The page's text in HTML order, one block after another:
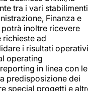
tra i vari stabilimenti
Finanza e
inoltre ricevere
ad
i risultati operativi
operating
in linea con le
predisposizione dei
special progetti e